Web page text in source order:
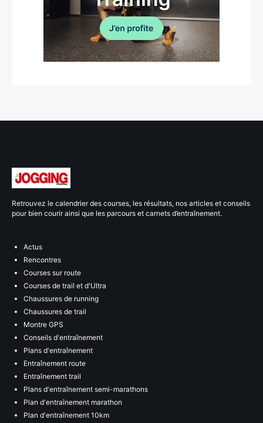
Retrouvez le calendrier des courses, les résultats, nos articles et conseils
pour bien courir ainsi que les parcours et carnets d’entraînement.
Actus
Rencontres
Courses sur route
Courses de trail et d'Ultra
Chaussures de running
Chaussures de trail
Montre GPS
Conseils d'entraînement
Plans d'entraînement
Entraînement route
Entraînement trail
Plans d'entraînement semi-marathons
Plan d'entraînement marathon
Plan d'entraînement 10km